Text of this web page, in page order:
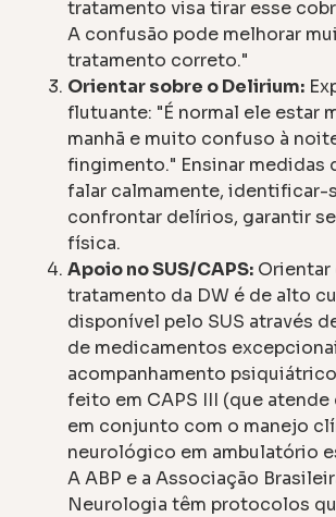
tratamento visa tirar esse
A confusão pode melhorar
tratamento correto."
Orientar sobre o Delirium:
flutuante: "É normal ele estar
manhã e muito confuso à
fingimento." Ensinar medidas
falar calmamente, identificar-
confrontar delírios, garantir
física.
Apoio no SUS/CAPS: Orientar
tratamento da DW é de alto
disponível pelo SUS através
de medicamentos
acompanhamento
feito em CAPS III (que atende
em conjunto com o manejo
neurológico em ambulatório
A ABP e a Associação
Neurologia têm protocolos